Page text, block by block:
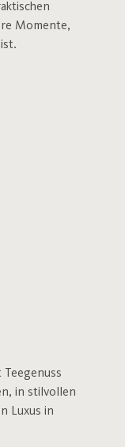
Momente,
Teegenuss
in stilvollen
Luxus in